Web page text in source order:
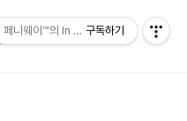
페니웨이™의 In This Film
구독하기